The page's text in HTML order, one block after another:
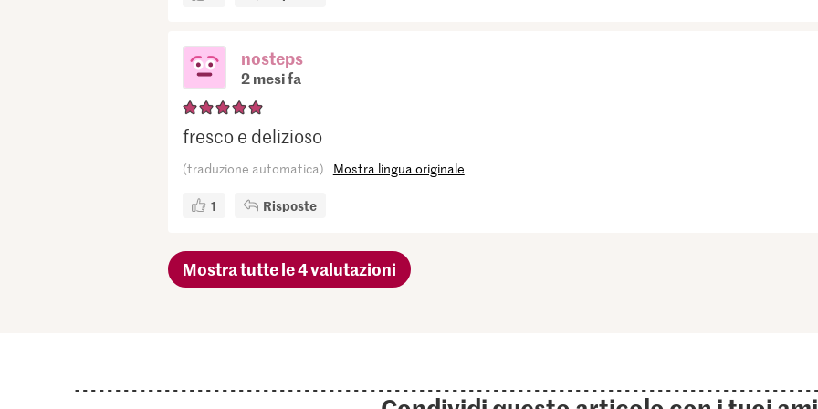
nosteps
2 mesi fa
fresco e delizioso
(traduzione automatica) Mostra lingua originale
1 Risposte
Mostra tutte le 4 valutazioni